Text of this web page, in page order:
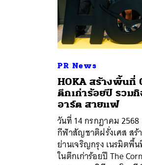
PR News
HOKA สร้างพื้นที่
ตึกเก่าร้อยปี รวม
อาร์ต สายแฟ
วันที่ 14 กรกฎาคม 2568
กีฬาสัญชาติฝรั่งเศส สร้
ย่านเจริญกรุง เนรมิตพื้น
ในตึกเก่าร้อยปี The